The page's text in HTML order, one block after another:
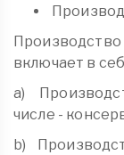
Производство
включает в
a)
числе -
b)